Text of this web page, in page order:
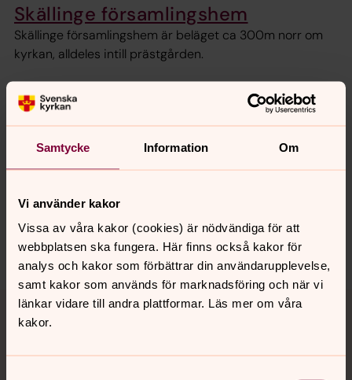
Samtycke Information Om
Vi använder kakor
Vissa av våra kakor (cookies) är nödvändiga för att
webbplatsen ska fungera. Här finns också kakor för
analys och kakor som förbättrar din användarupplevelse,
samt kakor som används för marknadsföring och när vi
länkar vidare till andra plattformar. Läs mer om våra
kakor.
Skällinge församlingshem
Skällinge församlingshem är beläget ca 300m norr om
kyrkan, alldeles intill prästgården.
Senast ändrad 18 september 2025
Synpunkter eller frågor på sidans
innehåll?
Tillbaka till toppen
Tillbaka till innehållet